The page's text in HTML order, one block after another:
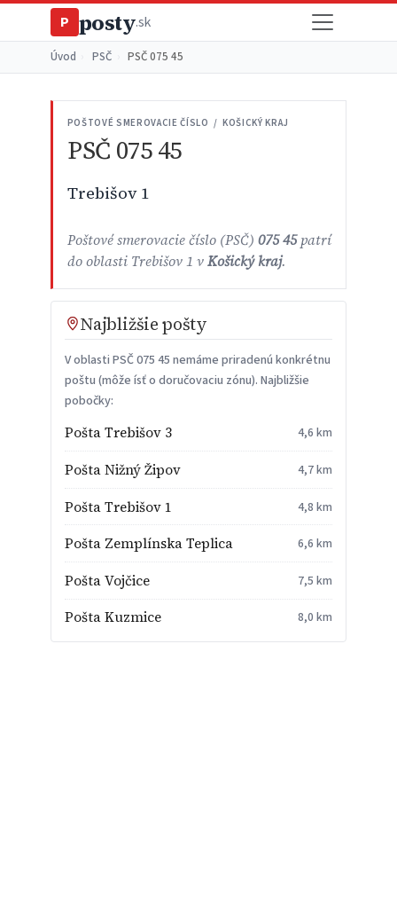
P posty.sk
Úvod PSČ PSČ 075 45
POŠTOVÉ SMEROVACIE ČÍSLO / KOŠICKÝ KRAJ
PSČ 075 45
Trebišov 1
Poštové smerovacie číslo (PSČ) 075 45patrí
do oblasti Trebišov 1 vKošický kraj.
Najbližšie pošty
V oblasti PSČ 075 45 nemáme priradenú konkrétnu
poštu (môže ísť o doručovaciu zónu). Najbližšie
pobočky:
Pošta Trebišov 3 4,6 km
Pošta Nižný Žipov 4,7 km
Pošta Trebišov 1 4,8 km
Pošta Zemplínska Teplica 6,6 km
Pošta Vojčice 7,5 km
Pošta Kuzmice 8,0 km